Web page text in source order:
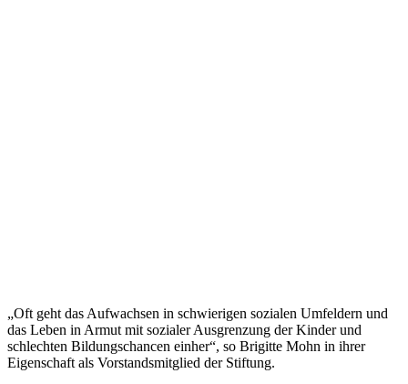
„Oft geht das Aufwachsen in schwierigen sozialen Umfeldern und
das Leben in Armut mit sozialer Ausgrenzung der Kinder und
schlechten Bildungschancen einher“, so Brigitte Mohn in ihrer
Eigenschaft als Vorstandsmitglied der Stiftung.